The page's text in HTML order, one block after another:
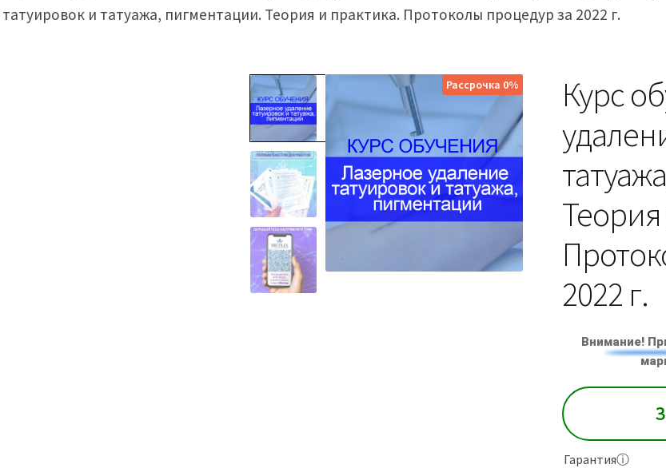
татуировок и татуажа, пигментации. Теория и практика. Протоколы процедур за 2022 г.
Рассрочка 0%
Курс
2022 г.
Внимание!
Гарантияⓘ